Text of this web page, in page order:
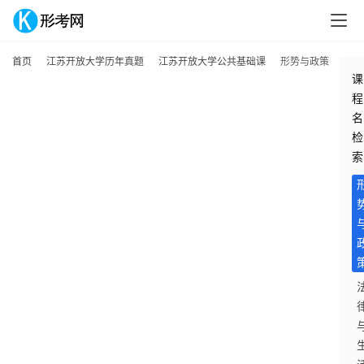
首页 江苏开放大学历年真题 江苏开放大学公共基础课 形势与政策
课
程
名
检
索